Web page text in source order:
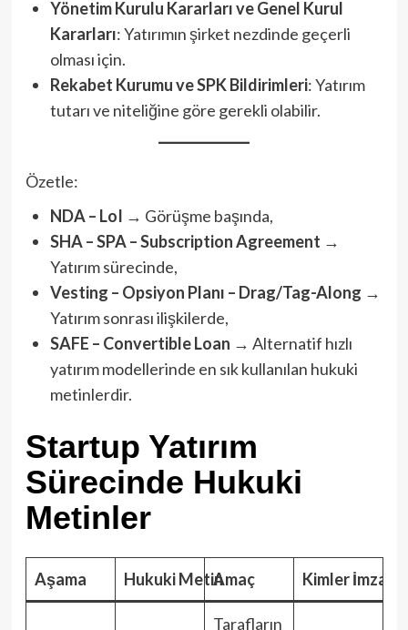
Yönetim Kurulu Kararları ve Genel Kurul
Kararları: Yatırımın şirket nezdinde geçerli
olması için.
Rekabet Kurumu ve SPK Bildirimleri: Yatırım
tutarı ve niteliğine göre gerekli olabilir.
Özetle:
NDA – LoI → Görüşme başında,
SHA – SPA – Subscription Agreement →
Yatırım sürecinde,
Vesting – Opsiyon Planı – Drag/Tag-Along →
Yatırım sonrası ilişkilerde,
SAFE – Convertible Loan → Alternatif hızlı
yatırım modellerinde en sık kullanılan hukuki
metinlerdir.
Startup Yatırım
Sürecinde Hukuki
Metinler
Aşama Hukuki MetinAmaç Kimler
Tarafların